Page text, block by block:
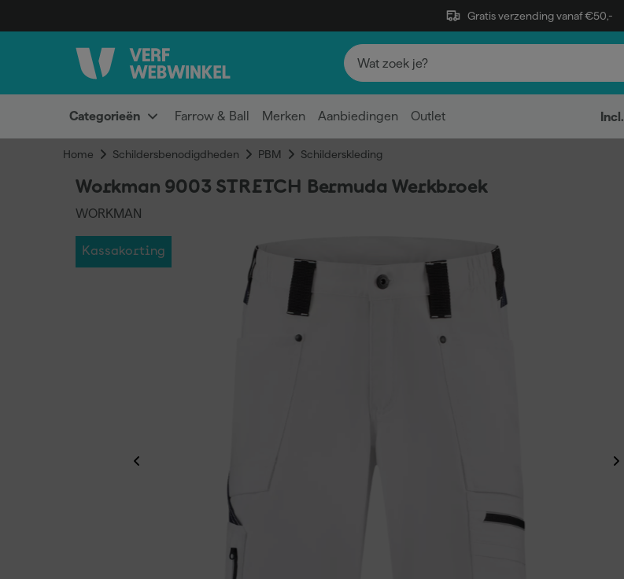
Gratis verzending vanaf €50,-
Categorieën Farrow & Ball Merken Aanbiedingen Outlet Incl.
Home Schildersbenodigdheden PBM Schilderskleding
Workman 9003 STRETCH Bermuda Werkbroek
WORKMAN
Kassakorting